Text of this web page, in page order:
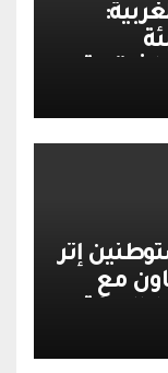
قرية
إثر
مع
الحركة